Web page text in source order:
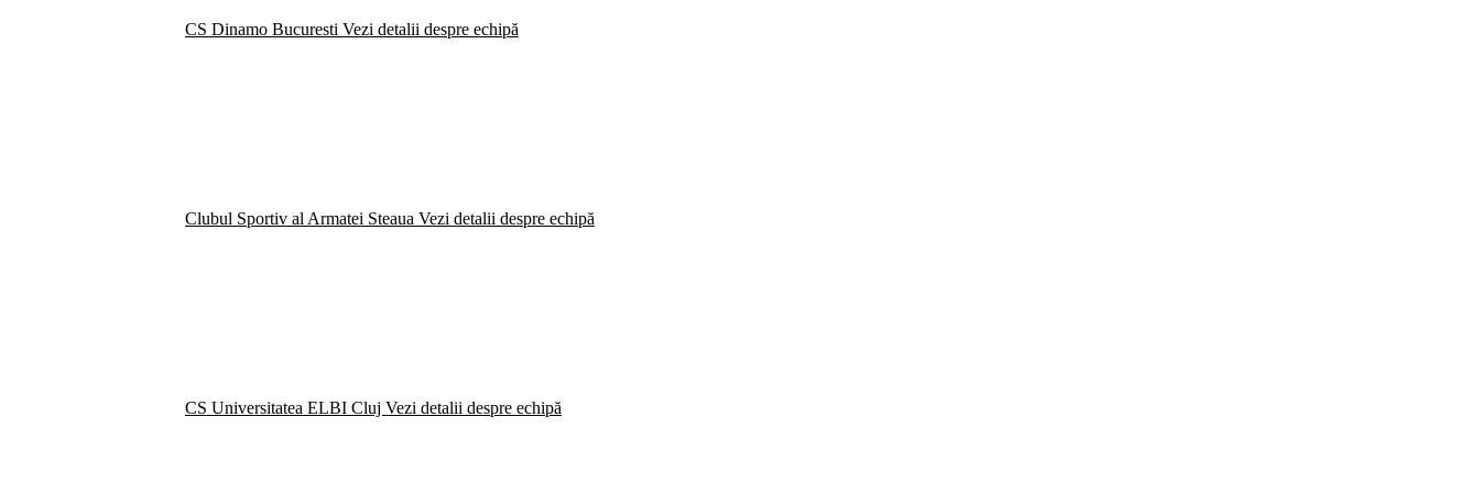
CS Dinamo Bucuresti Vezi detalii despre echipă
Clubul Sportiv al Armatei Steaua Vezi detalii despre echipă
CS Universitatea ELBI Cluj Vezi detalii despre echipă